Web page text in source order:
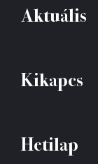
Aktuális
Kikapcs
Hetilap